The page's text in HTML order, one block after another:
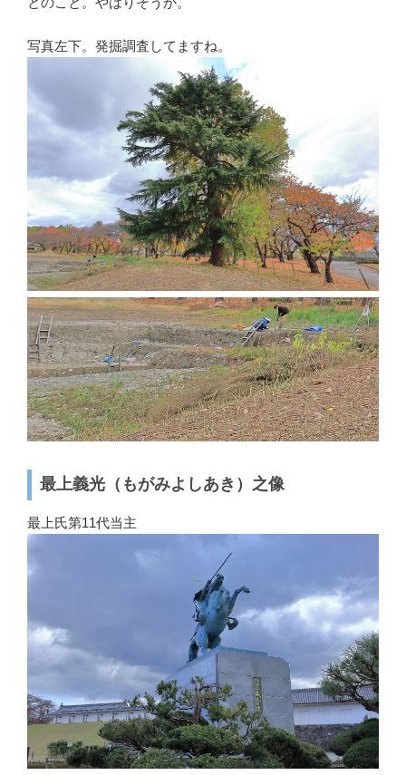
写真左下。発掘調査してますね。
最上義光（もがみよしあき）之像
最上氏第11代当主